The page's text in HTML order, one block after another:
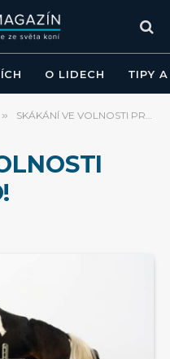
O LIDECH TIPY A
» SKÁKÁNÍ VE VOLNOSTI PRO KAŽDÉHO!